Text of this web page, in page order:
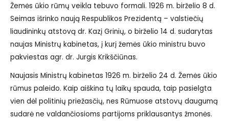
Žemės ūkio rūmų veikla tebuvo formali. 1926 m. birželio 8 d.
Seimas išrinko naują Respublikos Prezidentą – valstiečių
liaudininkų atstovą dr. Kazį Grinių, o birželio 14 d. sudarytas
naujas Ministrų kabinetas, į kurį žemės ūkio ministru buvo
pakviestas agr. dr. Jurgis Krikščiūnas.
Naujasis Ministrų kabinetas 1926 m. birželio 24 d. Žemės ūkio
rūmus paleido. Kaip aiškina tų laikų spauda, taip pasielgta
vien dėl politinių priežasčių, nes Rūmuose atstovų daugumą
sudarė ne valdančiosioms partijoms priklausantys žmonės.